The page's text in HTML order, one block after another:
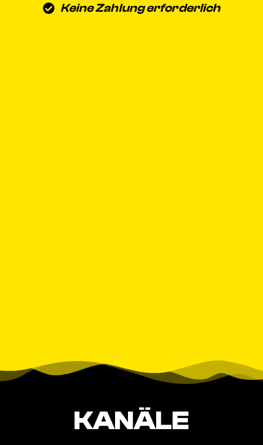
Keine Zahlung erforderlich
KANÄLE